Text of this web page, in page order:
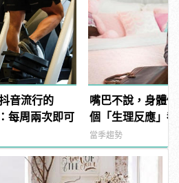
音流行的
每周兩次即可
嘴巴不說，身體
個「生理反應」
中！
當季趨勢